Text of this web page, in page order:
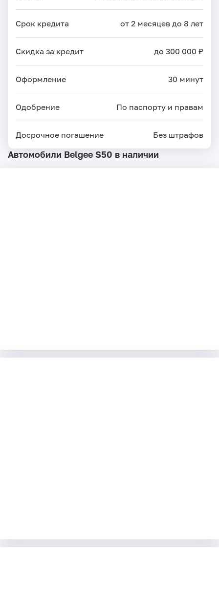
Срок кредита от 2 месяцев до 8 лет
Скидка за кредит до 300 000 ₽
Оформление 30 минут
Одобрение По паспорту и правам
Досрочное погашение Без штрафов
Автомобили Belgee S50 в наличии